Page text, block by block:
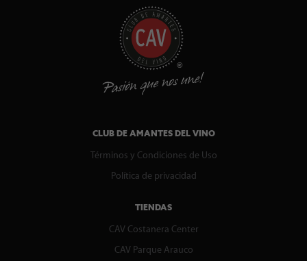
CLUB DE AMANTES DEL VINO
Términos y Condiciones de Uso
Política de privacidad
TIENDAS
CAV Costanera Center
CAV Parque Arauco